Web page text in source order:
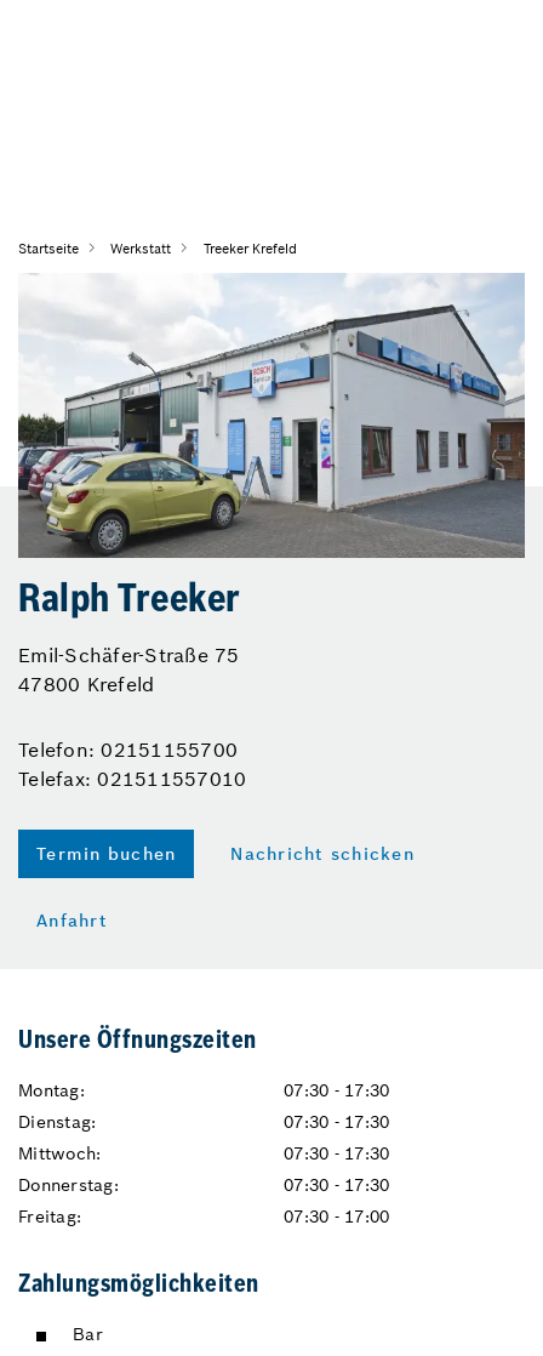
Startseite Werkstatt Treeker Krefeld
Ralph Treeker
Emil-Schäfer-Straße 75
47800 Krefeld
Telefon: 02151155700
Telefax: 021511557010
Termin buchen Nachricht schicken
Anfahrt
Unsere Öffnungszeiten
Montag:
07:30 - 17:30
Dienstag:
07:30 - 17:30
Mittwoch:
07:30 - 17:30
Donnerstag:
07:30 - 17:30
Freitag:
07:30 - 17:00
Zahlungsmöglichkeiten
Bar